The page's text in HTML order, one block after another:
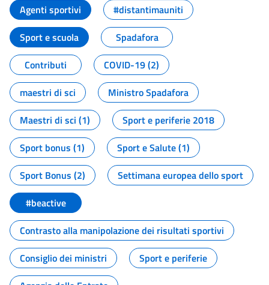
Agenti sportivi
#distantimauniti
Sport e scuola
Spadafora
Contributi
COVID-19 (2)
maestri di sci
Ministro Spadafora
Maestri di sci (1)
Sport e periferie 2018
Sport bonus (1)
Sport e Salute (1)
Sport Bonus (2)
Settimana europea dello sport
#beactive
Contrasto alla manipolazione dei risultati sportivi
Consiglio dei ministri
Sport e periferie